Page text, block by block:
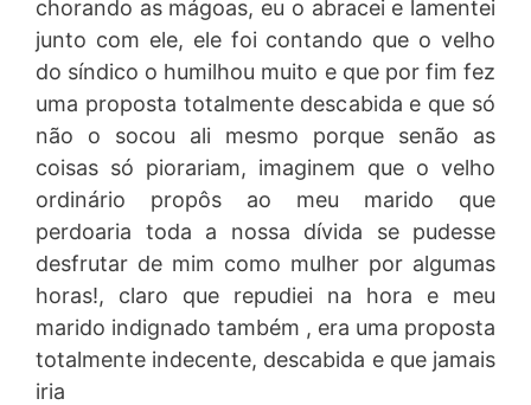
chorando as mágoas, eu o abracei e lamentei
junto com ele, ele foi contando que o velho
do síndico o humilhou muito e que por fim fez
uma proposta totalmente descabida e que só
não o socou ali mesmo porque senão as
coisas só piorariam, imaginem que o velho
ordinário propôs ao meu marido que
perdoaria toda a nossa dívida se pudesse
desfrutar de mim como mulher por algumas
horas!, claro que repudiei na hora e meu
marido indignado também , era uma proposta
totalmente indecente, descabida e que jamais
iria